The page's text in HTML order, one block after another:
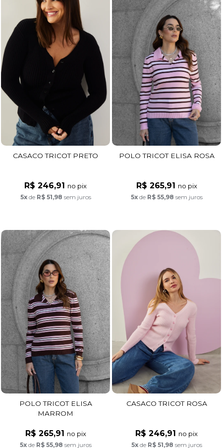
CASACO TRICOT PRETO
R$ 246,91 no pix
5xde R$ 51,98 sem juros
POLO TRICOT ELISA ROSA
R$ 265,91 no pix
5xde R$ 55,98 sem juros
POLO TRICOT ELISA
MARROM
R$ 265,91 no pix
5xde R$ 55,98 sem juros
CASACO TRICOT ROSA
R$ 246,91 no pix
5xde R$ 51,98 sem juros